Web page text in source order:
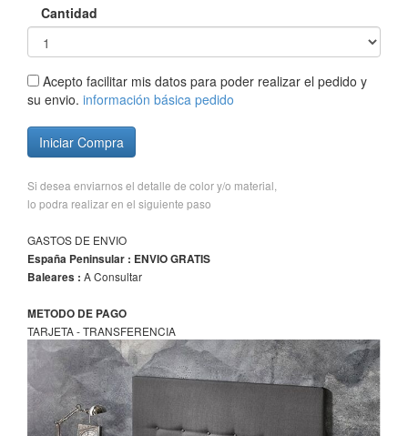
Cantidad
Acepto facilitar mis datos para poder realizar el pedido y
su envio. información básica pedido
Iniciar Compra
Si desea enviarnos el detalle de color y/o material,
lo podra realizar en el siguiente paso
GASTOS DE ENVIO
España Peninsular : ENVIO GRATIS
Baleares : A Consultar
METODO DE PAGO
TARJETA - TRANSFERENCIA